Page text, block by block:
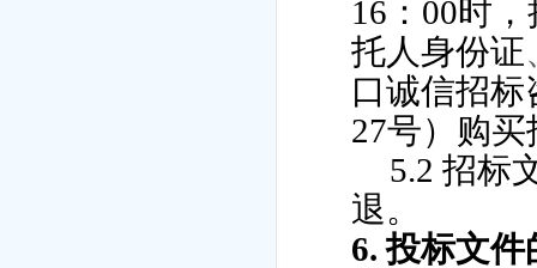
16 ： 00时
托人身份证
口诚信招
27号）购买
5.2招标
退。
6.投标文件